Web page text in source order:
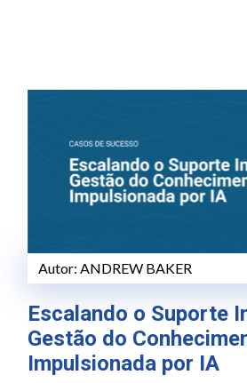
Autor: ANDREW BAKER
Escalando o Suporte
Gestão do
Impulsionada por IA